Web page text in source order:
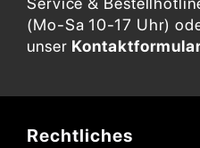
(Mo-Sa 10-17 Uhr)
unser
Rechtliches